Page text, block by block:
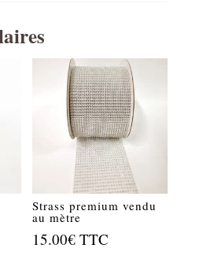
Strass premium vendu
au mètre
15.00€ TTC